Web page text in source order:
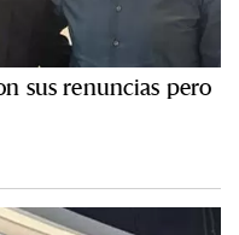
sus renuncias pero